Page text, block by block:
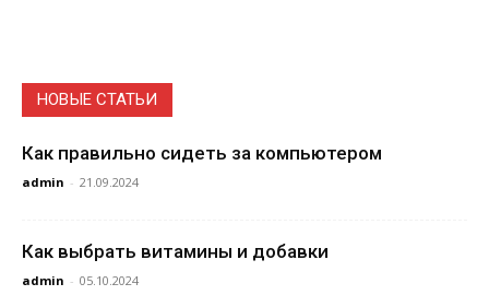
НОВЫЕ СТАТЬИ
Как правильно сидеть за компьютером
admin - 21.09.2024
Как выбрать витамины и добавки
admin - 05.10.2024